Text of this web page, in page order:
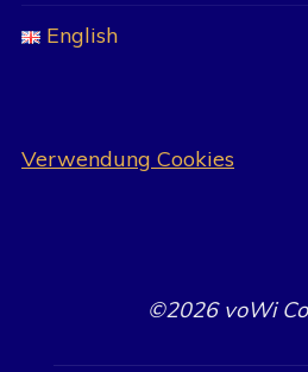
English
Verwendung Cookies
©2026 voWi